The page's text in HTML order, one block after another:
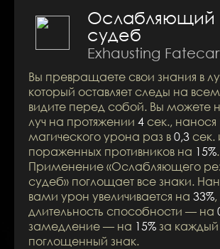
Ослабляющий
судеб
Exhausting
Вы превращаете свои знания в
который оставляет следы на
видите перед собой. Вы можете
луч на протяжении 4 сек., нанося
магического урона раз в0,3 сек.
пораженных противников на 15%.
Применение «Ослабляющего
судеб» поглощает все знаки.
вами урон увеличивается на 33%,
длительность способности — на
замедление — на 15%за каждый
поглощенный знак.